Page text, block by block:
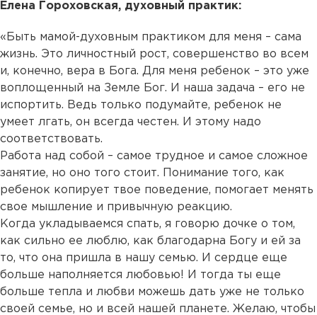
Елена Гороховская, духовный практик:
«Быть мамой-духовным практиком для меня – сама
жизнь. Это личностный рост, совершенство во всем
и, конечно, вера в Бога. Для меня ребенок – это уже
воплощенный на Земле Бог. И наша задача – его не
испортить. Ведь только подумайте, ребенок не
умеет лгать, он всегда честен. И этому надо
соответствовать.
Работа над собой – самое трудное и самое сложное
занятие, но оно того стоит. Понимание того, как
ребенок копирует твое поведение, помогает менять
свое мышление и привычную реакцию.
Когда укладываемся спать, я говорю дочке о том,
как сильно ее люблю, как благодарна Богу и ей за
то, что она пришла в нашу семью. И сердце еще
больше наполняется любовью! И тогда ты еще
больше тепла и любви можешь дать уже не только
своей семье, но и всей нашей планете. Желаю, чтобы